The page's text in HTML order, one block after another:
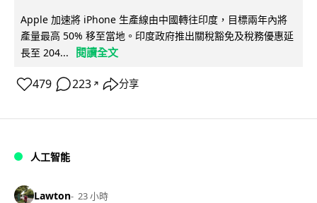
Apple 加速將 iPhone 生產線由中國轉往印度，目標兩年內將
產量最高 50% 移至當地。印度政府推出關稅豁免及稅務優惠延
長至 204...
閱讀全文
479 223 ↗ 分享
人工智能
Lawton 23 小時